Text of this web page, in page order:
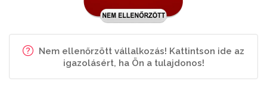
Nem ellenőrzött vállalkozás! Kattintson ide az
igazolásért, ha Ön a tulajdonos!